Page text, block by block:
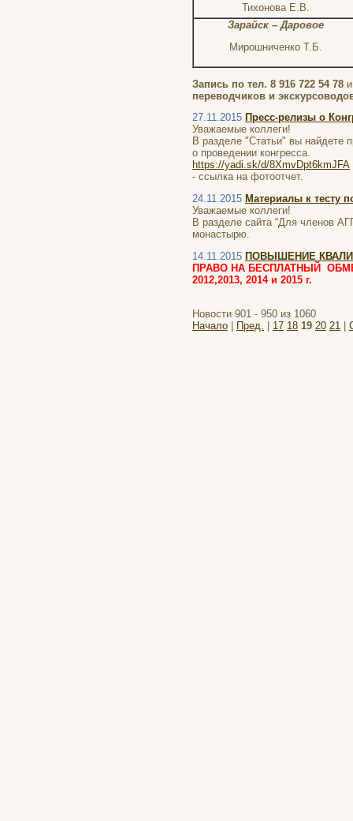
Тихонова Е.В.
Зарайск – Даровое
Мирошниченко Т.Б.
Запись по тел. 8 916 722 54 78
переводчиков и
27.11.2015 Пресс-релизы о
Уважаемые коллеги!
В разделе "Статьи" вы найдете
о проведении конгресса.
https://yadi.sk/d/8XmvDpt6kmJFA
- ссылка на фотоотчет.
24.11.2015 Материалы к тесту
Уважаемые коллеги!
В разделе сайта “Для членов
монастырю.
14.11.2015 ПОВЫШЕНИЕ
ПРАВО НА БЕСПЛАТНЫЙ
2012,2013, 2014 и 2015 г.
Новости 901 - 950 из 1060
Начало
Пред. 17 18 19 20 21